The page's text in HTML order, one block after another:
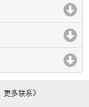
更多联系》